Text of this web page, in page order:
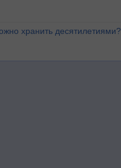
хранить десятилетиями?